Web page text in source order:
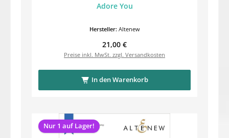
Adore You
Hersteller: Altenew
Regulärer Preis:
21,00 €
Preise inkl. MwSt. zzgl. Versandkosten
In den Warenkorb
Nur 1 auf Lager!